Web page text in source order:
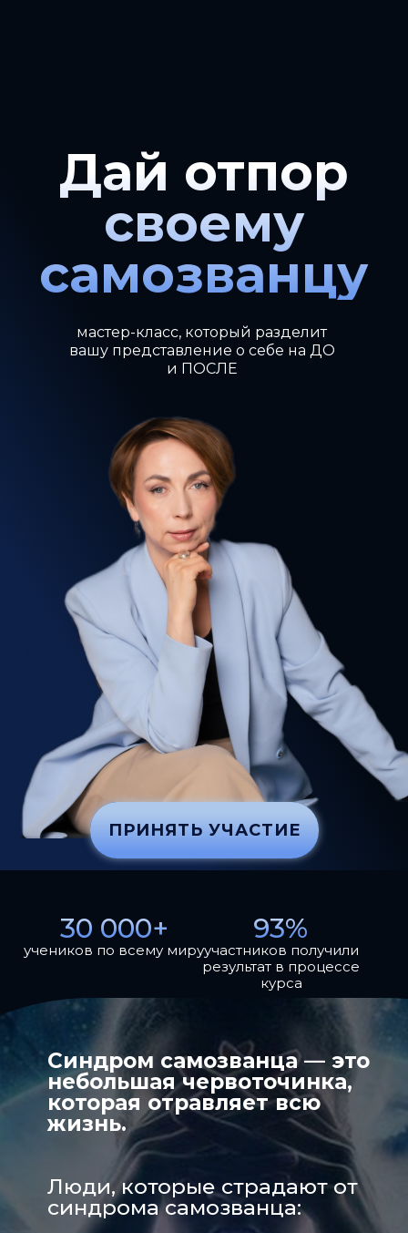
Дай отпор
своему
самозванцу
мастер-класс, который разделит
вашу представление о себе на ДО
и ПОСЛЕ
ЭТО ПРО МЕНЯ!
ПРИНЯТЬ УЧАСТИЕ
30 000+
учеников по всему мируучастников получили
результат в процессе
курса
93%
Синдром самозванца — это
небольшая червоточинка,
которая отравляет всю
жизнь.
Люди, которые страдают от
синдрома самозванца: